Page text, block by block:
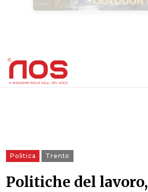
Politica Trento
Politiche del lavoro,